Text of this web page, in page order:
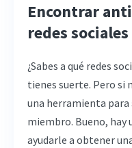
Encontrar
redes sociales
¿Sabes a qué redes
tienes suerte. Pero si
una herramienta para
miembro. Bueno, hay
ayudarle a obtener